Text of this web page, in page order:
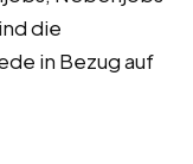
die
in Bezug auf